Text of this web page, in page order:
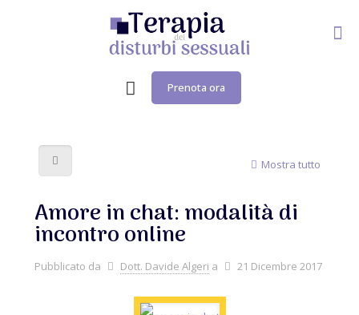
Prenota ora
Mostra tutto
Amore in chat: modalità di
incontro online
Pubblicato da Dott. Davide Algeri a 21 Dicembre 2017